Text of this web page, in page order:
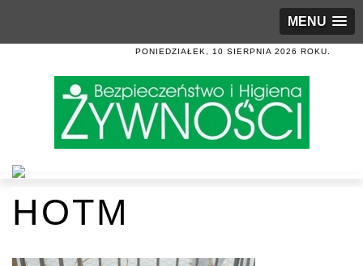
MENU
PONIEDZIAŁEK, 10 SIERPNIA 2026 ROKU.
HOTM